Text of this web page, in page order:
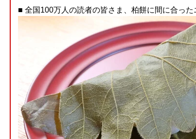
■ 全国100万人の読者の皆さま、柏餅に間に合った